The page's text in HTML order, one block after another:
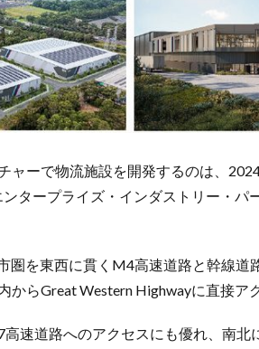
ャーで物流施設を開発するのは、
ンタープライズ・インダストリー・
圏を東西に貫くM4高速道路と幹線道
らGreat Western Highwayに直接ア
速道路へのアクセスにも優れ、南北